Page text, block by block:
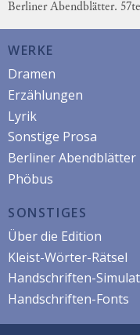
Berliner Abendblätter.
WERKE
Dramen
Erzählungen
Lyrik
Sonstige Prosa
Berliner Abendblätter
Phöbus
SONSTIGES
Über die Edition
Kleist-Wörter-Rätsel
Handschriften-
Handschriften-Fonts